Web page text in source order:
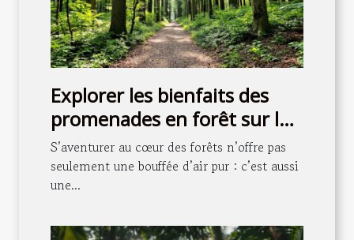
Explorer les bienfaits des
promenades en forêt sur la
santé mentale
S’aventurer au cœur des forêts n’offre pas
seulement une bouffée d’air pur : c’est aussi
une...